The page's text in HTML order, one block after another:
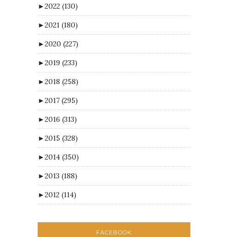
►2022 (130)
►2021 (180)
►2020 (227)
►2019 (233)
►2018 (258)
►2017 (295)
►2016 (313)
►2015 (328)
►2014 (350)
►2013 (188)
►2012 (114)
FACEBOOK